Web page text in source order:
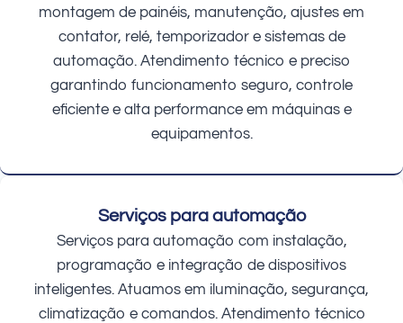
montagem de painéis, manutenção, ajustes em
contator, relé, temporizador e sistemas de
automação. Atendimento técnico e preciso
garantindo funcionamento seguro, controle
eficiente e alta performance em máquinas e
equipamentos.
Serviços para automação
Serviços para automação com instalação,
programação e integração de dispositivos
inteligentes. Atuamos em iluminação, segurança,
climatização e comandos. Atendimento técnico